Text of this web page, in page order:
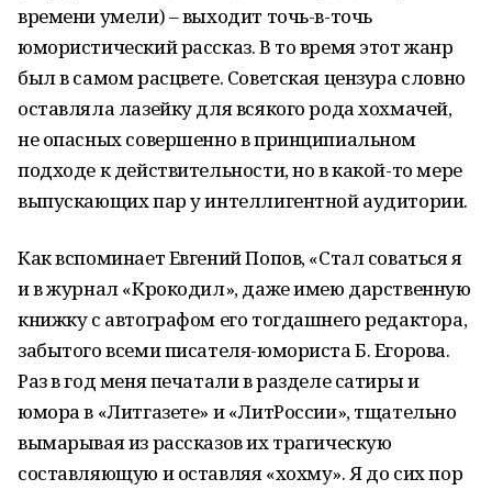
времени умели) – выходит точь-в-точь
юмористический рассказ. В то время этот жанр
был в самом расцвете. Советская цензура словно
оставляла лазейку для всякого рода хохмачей,
не опасных совершенно в принципиальном
подходе к действительности, но в какой-то мере
выпускающих пар у интеллигентной аудитории.
Как вспоминает Евгений Попов, «Стал соваться я
и в журнал «Крокодил», даже имею дарственную
книжку с автографом его тогдашнего редактора,
забытого всеми писателя-юмориста Б. Егорова.
Раз в год меня печатали в разделе сатиры и
юмора в «Литгазете» и «ЛитРоссии», тщательно
вымарывая из рассказов их трагическую
составляющую и оставляя «хохму». Я до сих пор